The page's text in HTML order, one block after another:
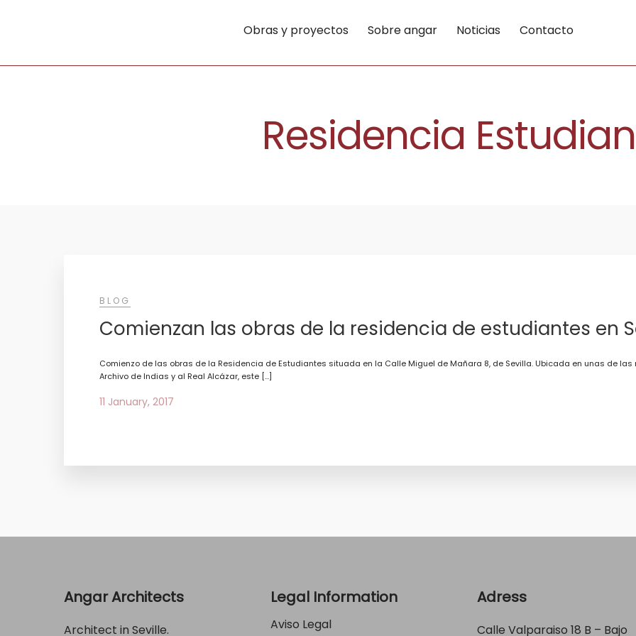
Obras y proyectos Sobre angar Noticias Contacto
Residencia
BLOG
Comienzan las obras de la residencia de estudiantes en
Comienzo de las obras de la Residencia de Estudiantes situada en la Calle Miguel de Mañara 8, de Sevilla. Ubicada en unas de
Archivo de Indias y al Real Alcázar, este […]
11 January, 2017
Angar Architects
Architect in Seville.
Legal Information
Aviso Legal
Adress
Calle Valparaiso 18 B – Bajo